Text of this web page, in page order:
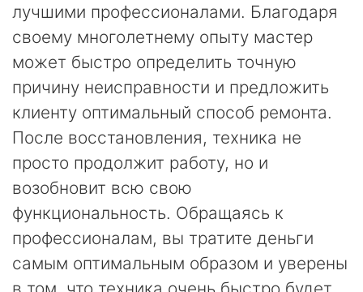
лучшими профессионалами. Благодаря
своему многолетнему опыту мастер
может быстро определить точную
причину неисправности и предложить
клиенту оптимальный способ ремонта.
После восстановления, техника не
просто продолжит работу, но и
возобновит всю свою
функциональность. Обращаясь к
профессионалам, вы тратите деньги
самым оптимальным образом и уверены